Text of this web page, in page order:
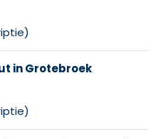
in Grotebroek